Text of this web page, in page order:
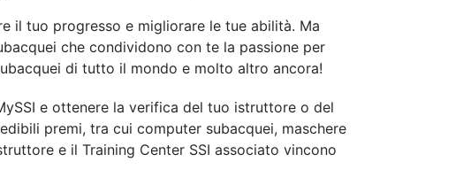
il tuo progresso e migliorare le tue abilità. Ma
che condividono con te la passione per
di tutto il mondo e molto altro ancora!
e ottenere la verifica del tuo istruttore o del
premi, tra cui computer subacquei, maschere
e il Training Center SSI associato vincono